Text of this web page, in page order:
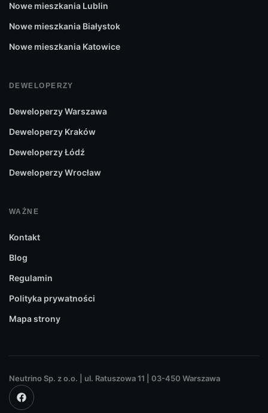
Nowe mieszkania Lublin
Nowe mieszkania Białystok
Nowe mieszkania Katowice
DEWELOPERZY
Deweloperzy Warszawa
Deweloperzy Kraków
Deweloperzy Łódź
Deweloperzy Wrocław
WAŻNE
Kontakt
Blog
Regulamin
Polityka prywatności
Mapa strony
Neutrino Sp. z o.o. | ul. Ratuszowa 11 | 03-450 Warszawa